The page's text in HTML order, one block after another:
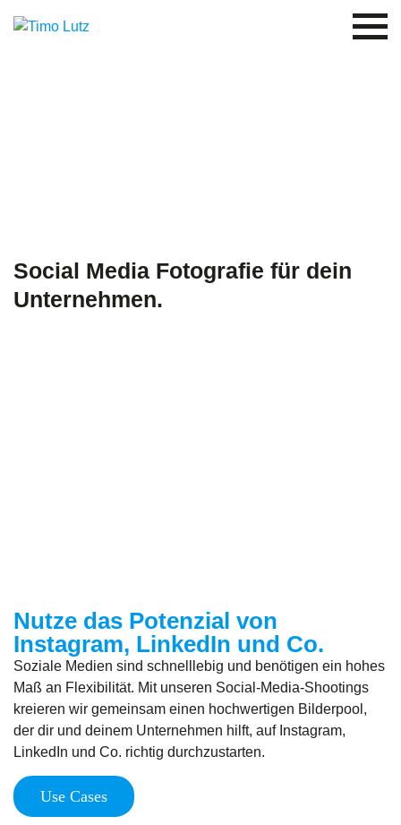
Social Media Fotografie für dein
Unternehmen.
Nutze das Potenzial von
Instagram, LinkedIn und Co.
Soziale Medien sind schnelllebig und benötigen ein hohes
Maß an Flexibilität. Mit unseren Social-Media-Shootings
kreieren wir gemeinsam einen hochwertigen Bilderpool,
der dir und deinem Unternehmen hilft, auf Instagram,
LinkedIn und Co. richtig durchzustarten.
Use Cases